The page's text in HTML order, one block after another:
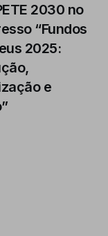
2030 no
“Fundos
2025:
e